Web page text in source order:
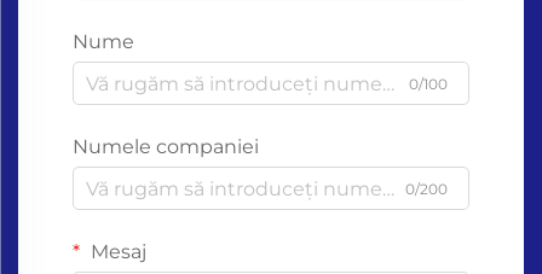
Nume
0/100
Numele companiei
0/200
Mesaj